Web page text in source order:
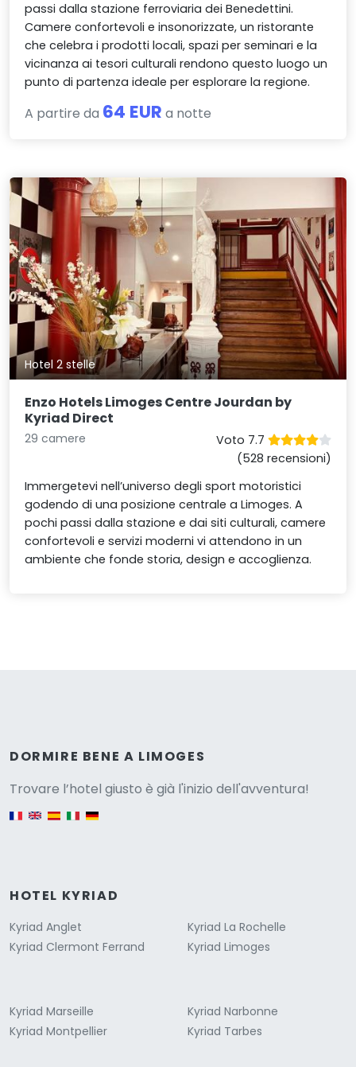
passi dalla stazione ferroviaria dei Benedettini.
Camere confortevoli e insonorizzate, un ristorante
che celebra i prodotti locali, spazi per seminari e la
vicinanza ai tesori culturali rendono questo luogo un
punto di partenza ideale per esplorare la regione.
A partire da 64 EUR a notte
Hotel 2 stelle
Enzo Hotels Limoges Centre Jourdan by
Kyriad Direct
29 camere
Voto 7.7
(528 recensioni)
Immergetevi nell’universo degli sport motoristici
godendo di una posizione centrale a Limoges. A
pochi passi dalla stazione e dai siti culturali, camere
confortevoli e servizi moderni vi attendono in un
ambiente che fonde storia, design e accoglienza.
DORMIRE BENE A LIMOGES
Trovare l’hotel giusto è già l'inizio dell'avventura!
HOTEL KYRIAD
Kyriad Anglet
Kyriad Clermont Ferrand
Kyriad La Rochelle
Kyriad Limoges
Kyriad Marseille
Kyriad Montpellier
Kyriad Narbonne
Kyriad Tarbes